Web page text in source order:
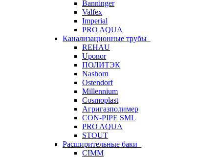
Banninger
Valfex
Imperial
PRO AQUA
Канализационные трубы
REHAU
Uponor
ПОЛИТЭК
Nashorn
Ostendorf
Millennium
Cosmoplast
Агригазполимер
CON-PIPE SML
PRO AQUA
STOUT
Расширительные баки
CIMM